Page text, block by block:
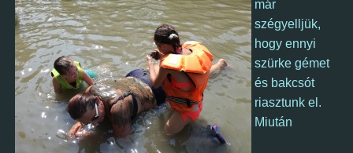
már
szégyelljük,
hogy ennyi
szürke gémet
és bakcsót
riasztunk el.
Miután